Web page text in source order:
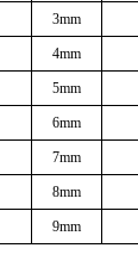
3mm
4mm
5mm
6mm
7mm
8mm
9mm